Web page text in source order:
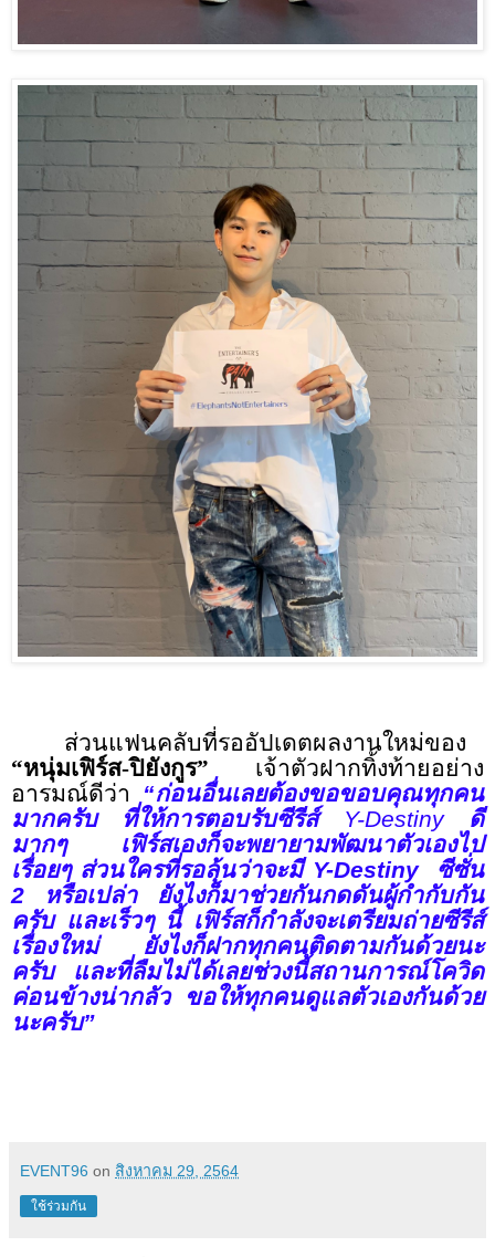
ส่วนแฟนคลับที่รออัปเดตผลงานใหม่ของ
“หนุ่มเฟิร์ส-ปิยังกูร” เจ้าตัวฝากทิ้งท้ายอย่าง
อารมณ์ดีว่า
“ก่อนอื่นเลยต้องขอขอบคุณทุกคน
มากครับ ที่ให้การตอบรับซีรีส์
Y-Destinyดี
มากๆ เฟิร์สเองก็จะพยายามพัฒนาตัวเองไป
เรื่อยๆ ส่วนใครที่รอลุ้นว่าจะมี Y-Destiny
ซีซั่น
2
หรือเปล่า ยังไงก็มาช่วยกันกดดันผู้กำกับกัน
ครับ และเร็วๆ นี้ เฟิร์สก็กำลังจะเตรียมถ่ายซีรีส์
เรื่องใหม่ ยังไงก็ฝากทุกคนติดตามกันด้วยนะ
ครับ และที่ลืมไม่ได้เลยช่วงนี้สถานการณ์โควิด
ค่อนข้างน่ากลัว ขอให้ทุกคนดูแลตัวเองกันด้วย
นะครับ”
EVENT96 on สิงหาคม 29, 2564
ใช้ร่วมกัน